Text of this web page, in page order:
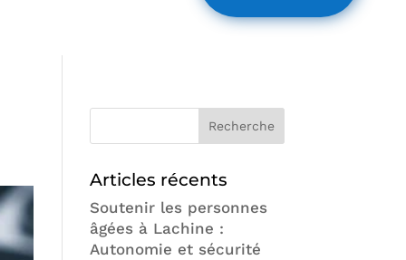
Articles récents
Soutenir les personnes
âgées à Lachine :
Autonomie et sécurité